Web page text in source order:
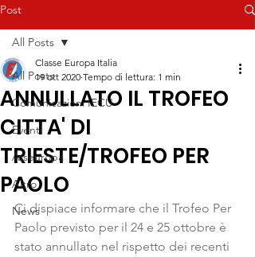
Post
All Posts
Comunicazioni IECU
Eventi
Asseuropa
Altro
News
All Posts
ANNULLATO IL TROFEO
CITTA' DI
TRIESTE/TROFEO PER
PAOLO
Classe Europa Italia
19 ott 2020 Tempo di lettura: 1 min
Ci dispiace informare che il Trofeo Per
Paolo previsto per il 24 e 25 ottobre è
stato annullato nel rispetto dei recenti